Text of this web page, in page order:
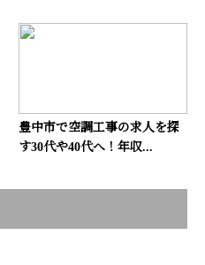
豊中市で空調工事の求人を探
す30代や40代へ！年収...